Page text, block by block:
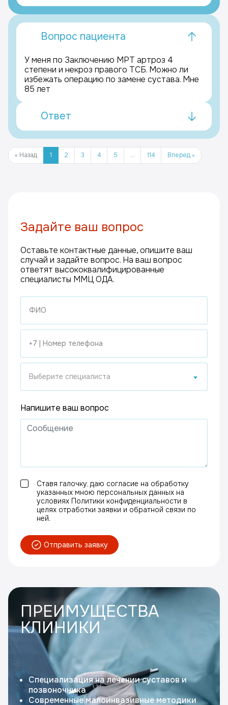
Вопрос пациента
У меня по Заключению МРТ артроз 4
степени и некроз правого ТСБ. Можно ли
избежать операцию по замене сустава. Мне
85 лет
Ответ
« Назад 1 2 3 4 5 … 114 Вперед »
Задайте ваш вопрос
Оставьте контактные данные, опишите ваш
случай и задайте вопрос. На ваш вопрос
ответят высококвалифицированные
специалисты ММЦ ОДА.
Выберите специалиста
Напишите ваш вопрос
Ставя галочку, даю согласие на обработку
указанных мною персональных данных на
условиях Политики конфиденциальности в
целях отработки заявки и обратной связи по
ней.
Отправить заявку
ПРЕИМУЩЕСТВА
КЛИНИКИ
Специализация на лечении суставов и
позвоночника
Современные малоинвазивные методики